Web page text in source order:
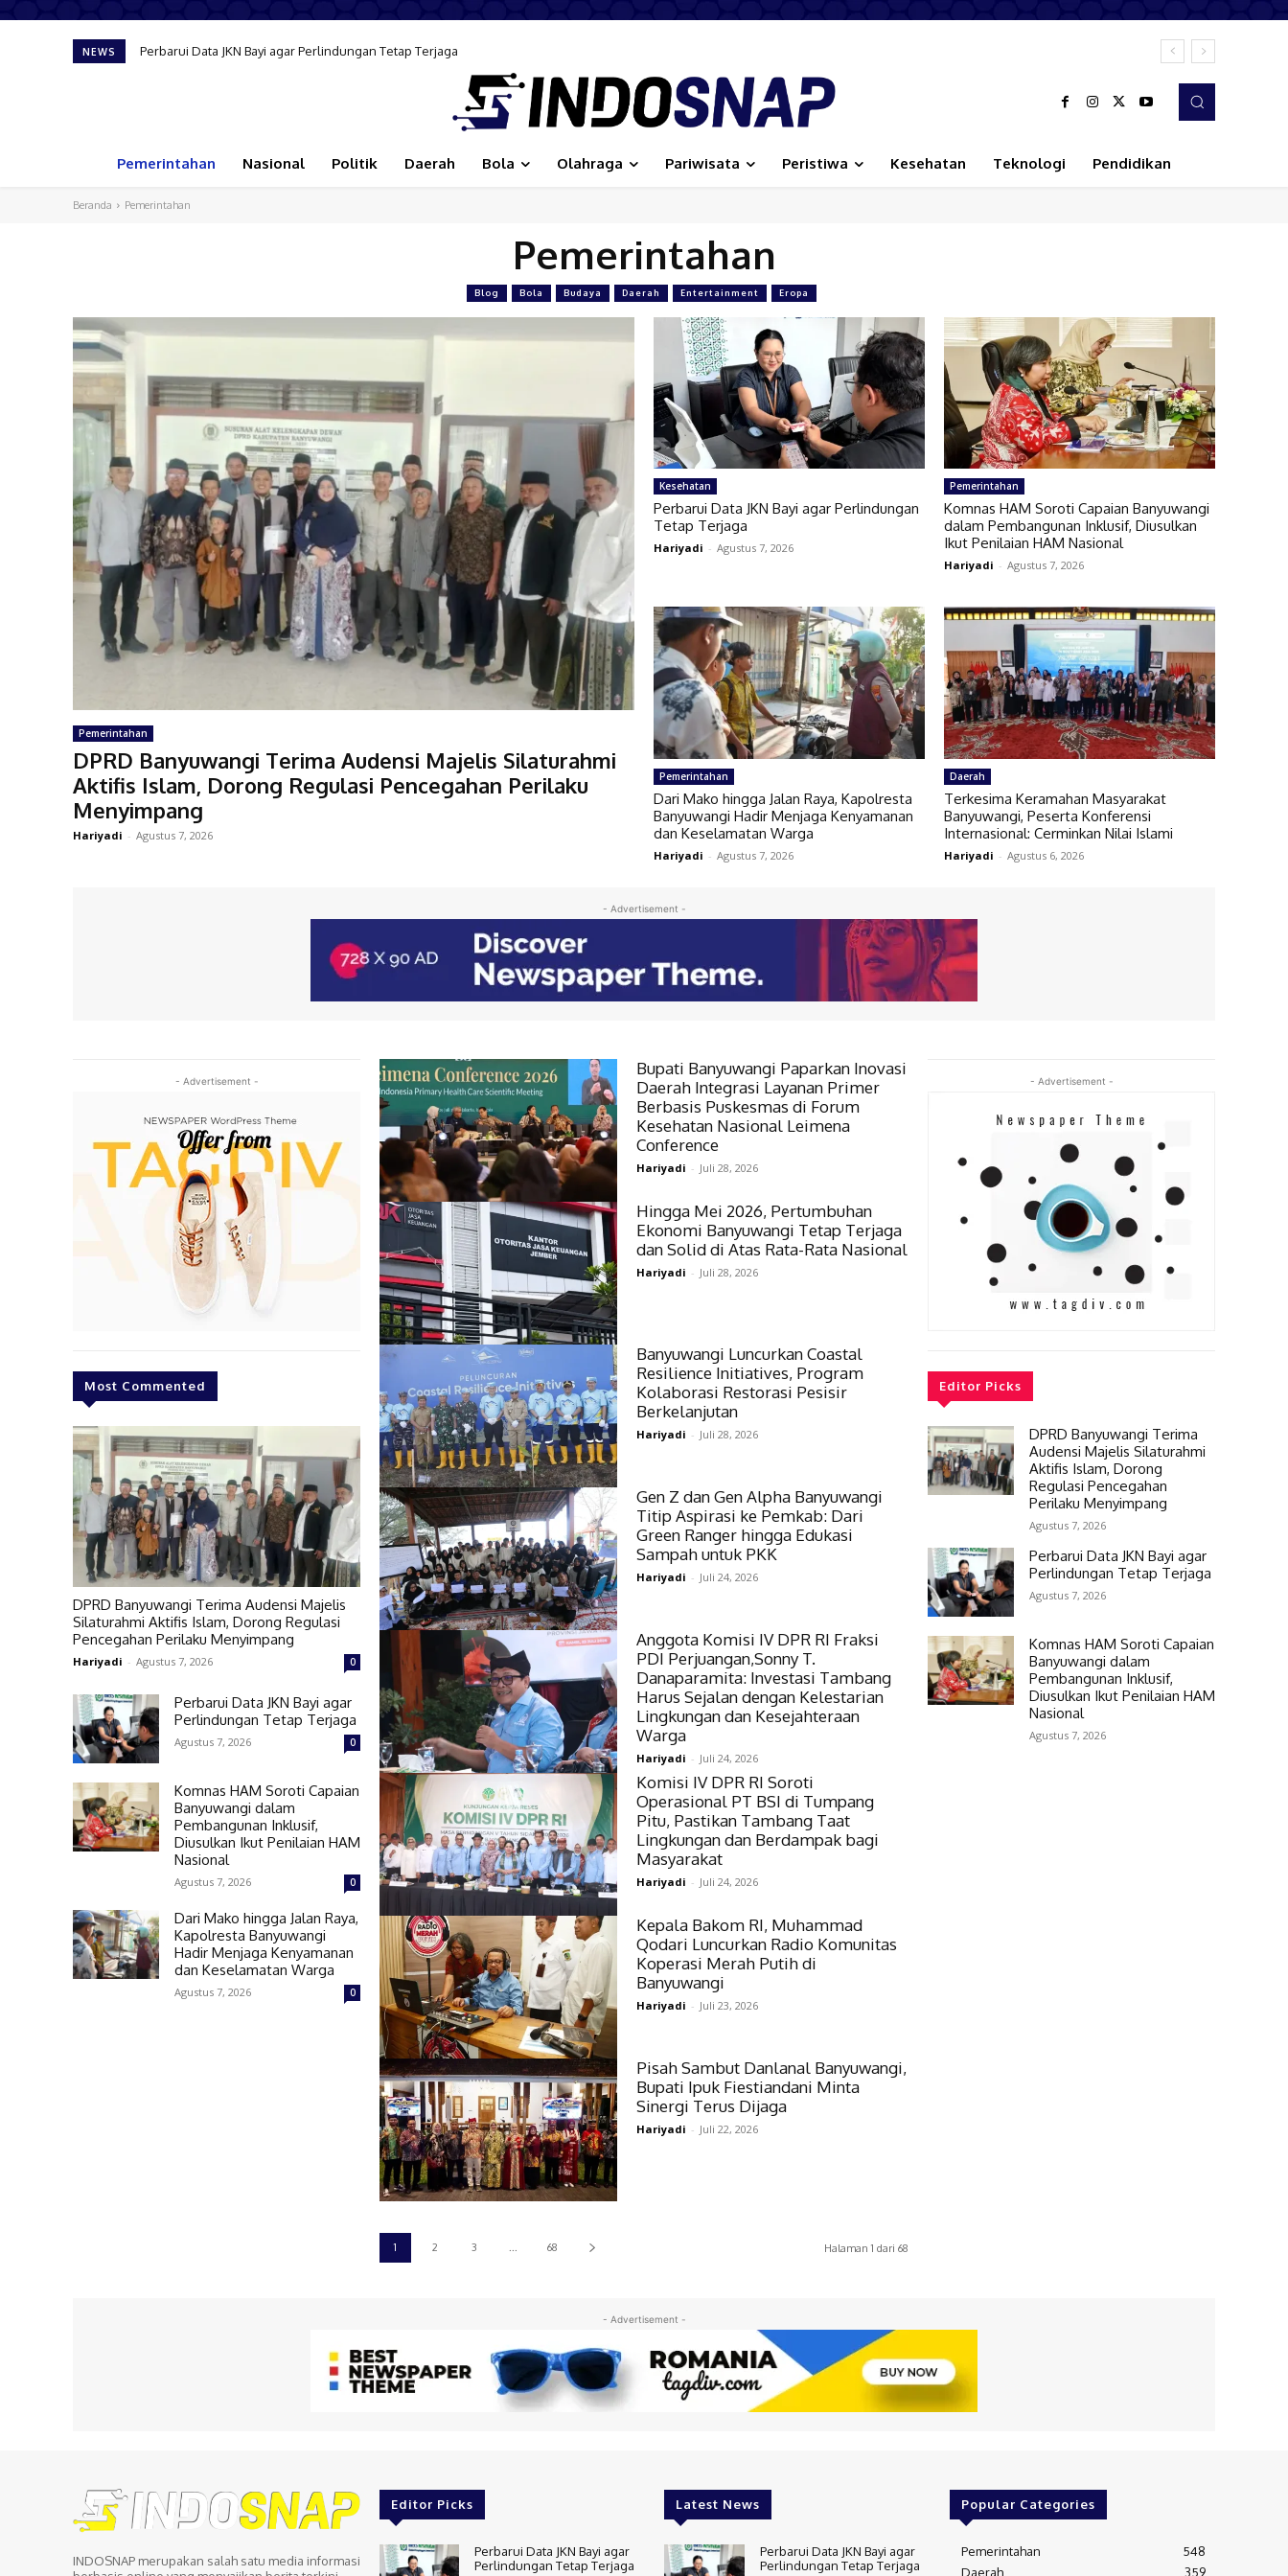
NEWS Perbarui Data JKN Bayi agar Perlindungan Tetap Terjaga
Pemerintahan Nasional Politik Daerah Bola Olahraga Pariwisata Peristiwa Kesehatan Teknologi Pendidikan
Beranda Pemerintahan
Pemerintahan
Blog Bola Budaya Daerah Entertainment Eropa
Pemerintahan
DPRD Banyuwangi Terima Audensi Majelis Silaturahmi
Aktifis Islam, Dorong Regulasi Pencegahan Perilaku
Menyimpang
Hariyadi - Agustus 7, 2026
Kesehatan
Perbarui Data JKN Bayi agar Perlindungan
Tetap Terjaga
Hariyadi - Agustus 7, 2026
Pemerintahan
Komnas HAM Soroti Capaian Banyuwangi
dalam Pembangunan Inklusif, Diusulkan
Ikut Penilaian HAM Nasional
Hariyadi - Agustus 7, 2026
Pemerintahan
Dari Mako hingga Jalan Raya, Kapolresta
Banyuwangi Hadir Menjaga Kenyamanan
dan Keselamatan Warga
Hariyadi - Agustus 7, 2026
Daerah
Terkesima Keramahan Masyarakat
Banyuwangi, Peserta Konferensi
Internasional: Cerminkan Nilai Islami
Hariyadi - Agustus 6, 2026
- Advertisement -
- Advertisement -
Most Commented
DPRD Banyuwangi Terima Audensi Majelis
Silaturahmi Aktifis Islam, Dorong Regulasi
Pencegahan Perilaku Menyimpang
Hariyadi - Agustus 7, 2026 0
Perbarui Data JKN Bayi agar
Perlindungan Tetap Terjaga
Agustus 7, 2026 0
Komnas HAM Soroti Capaian
Banyuwangi dalam
Pembangunan Inklusif,
Diusulkan Ikut Penilaian HAM
Nasional
Agustus 7, 2026 0
Dari Mako hingga Jalan Raya,
Kapolresta Banyuwangi
Hadir Menjaga Kenyamanan
dan Keselamatan Warga
Agustus 7, 2026 0
Bupati Banyuwangi Paparkan Inovasi
Daerah Integrasi Layanan Primer
Berbasis Puskesmas di Forum
Kesehatan Nasional Leimena
Conference
Hariyadi - Juli 28, 2026
Hingga Mei 2026, Pertumbuhan
Ekonomi Banyuwangi Tetap Terjaga
dan Solid di Atas Rata-Rata Nasional
Hariyadi - Juli 28, 2026
Banyuwangi Luncurkan Coastal
Resilience Initiatives, Program
Kolaborasi Restorasi Pesisir
Berkelanjutan
Hariyadi - Juli 28, 2026
Gen Z dan Gen Alpha Banyuwangi
Titip Aspirasi ke Pemkab: Dari
Green Ranger hingga Edukasi
Sampah untuk PKK
Hariyadi - Juli 24, 2026
Anggota Komisi IV DPR RI Fraksi
PDI Perjuangan,Sonny T.
Danaparamita: Investasi Tambang
Harus Sejalan dengan Kelestarian
Lingkungan dan Kesejahteraan
Warga
Hariyadi - Juli 24, 2026
Komisi IV DPR RI Soroti
Operasional PT BSI di Tumpang
Pitu, Pastikan Tambang Taat
Lingkungan dan Berdampak bagi
Masyarakat
Hariyadi - Juli 24, 2026
Kepala Bakom RI, Muhammad
Qodari Luncurkan Radio Komunitas
Koperasi Merah Putih di
Banyuwangi
Hariyadi - Juli 23, 2026
Pisah Sambut Danlanal Banyuwangi,
Bupati Ipuk Fiestiandani Minta
Sinergi Terus Dijaga
Hariyadi - Juli 22, 2026
1 2 3 ... 68 Halaman 1 dari 68
- Advertisement -
Editor Picks
DPRD Banyuwangi Terima
Audensi Majelis Silaturahmi
Aktifis Islam, Dorong
Regulasi Pencegahan
Perilaku Menyimpang
Agustus 7, 2026
Perbarui Data JKN Bayi agar
Perlindungan Tetap Terjaga
Agustus 7, 2026
Komnas HAM Soroti Capaian
Banyuwangi dalam
Pembangunan Inklusif,
Diusulkan Ikut Penilaian HAM
Nasional
Agustus 7, 2026
- Advertisement -
INDOSNAP merupakan salah satu media informasi
Editor Picks
Perbarui Data JKN Bayi agar
Perlindungan Tetap Terjaga
Latest News
Perbarui Data JKN Bayi agar
Perlindungan Tetap Terjaga
Popular Categories
Pemerintahan
548
Daerah
359